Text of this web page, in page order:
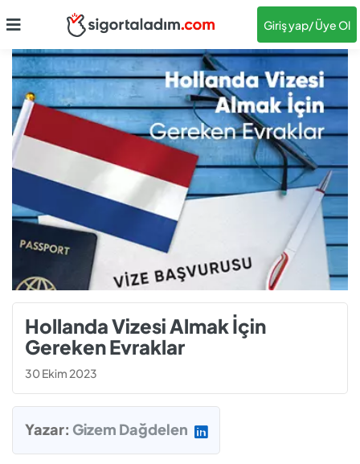
Giriş yap/ Üye Ol
Hollanda Vizesi Almak İçin
Gereken Evraklar
30 Ekim 2023
Yazar: Gizem Dağdelen